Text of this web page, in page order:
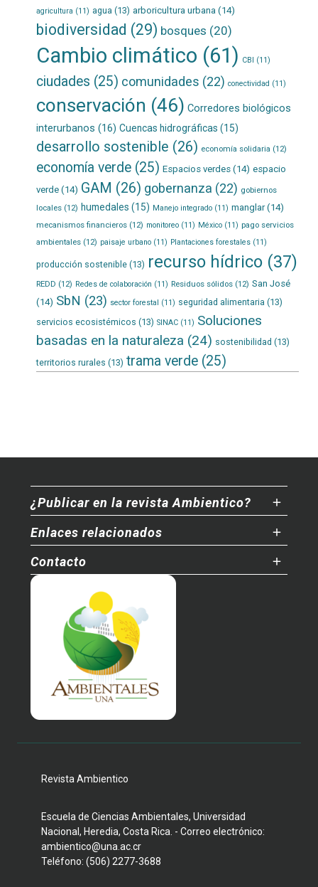
agricultura (11) agua (13) arboricultura urbana (14)
biodiversidad (29) bosques (20)
Cambio climático (61) CBI (11)
ciudades (25) comunidades (22) conectividad (11)
conservación (46) Corredores biológicos
interurbanos (16) Cuencas hidrográficas (15)
desarrollo sostenible (26) economía solidaria (12)
economía verde(25) Espacios verdes(14) espacio
verde(14) GAM (26) gobernanza (22) gobiernos
locales(12) humedales (15) Manejo integrado(11) manglar(14)
mecanismos financieros(12) monitoreo(11) México(11) pago servicios
ambientales(12) paisaje urbano(11) Plantaciones forestales(11)
producción sostenible(13) recurso hídrico(37)
REDD (12) Redes de colaboración (11) Residuos sólidos(12) San José
(14) SbN (23) sector forestal (11) seguridad alimentaria (13)
servicios ecosistémicos (13) SINAC(11) Soluciones
basadas en la naturaleza (24) sostenibilidad (13)
territorios rurales (13) trama verde(25)
¿Publicar en la revista Ambientico?
Enlaces relacionados
Contacto
Revista Ambientico
Escuela de Ciencias Ambientales, Universidad
Nacional, Heredia, Costa Rica. - Correo electrónico:
ambientico@una.ac.cr
Teléfono: (506) 2277-3688